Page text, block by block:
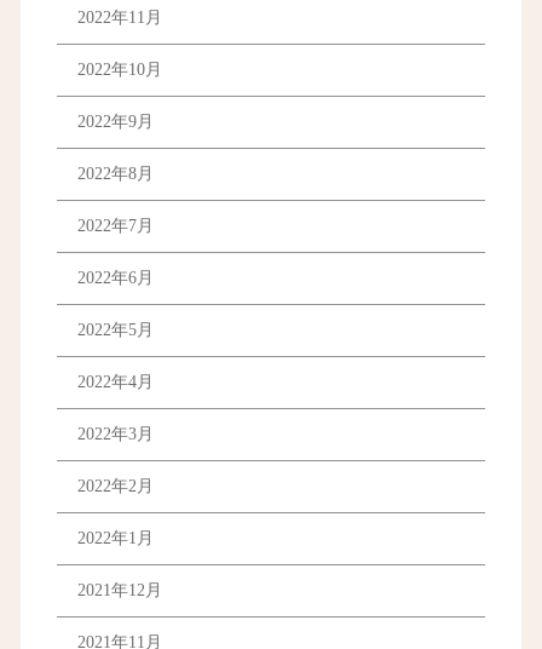
2022年11月
2022年10月
2022年9月
2022年8月
2022年7月
2022年6月
2022年5月
2022年4月
2022年3月
2022年2月
2022年1月
2021年12月
2021年11月